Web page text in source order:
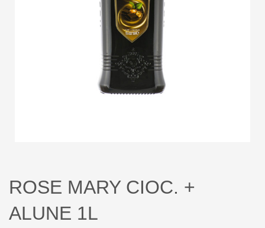
ROSE MARY CIOC. +
ALUNE 1L